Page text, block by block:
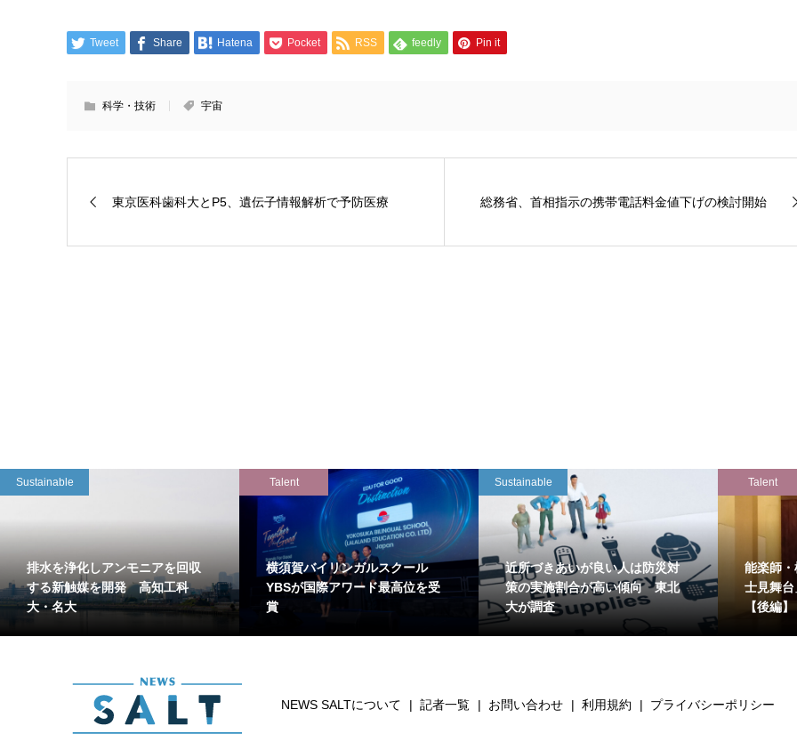
Tweet Share Hatena Pocket RSS feedly Pin it
科学・技術 宇宙
東京医科歯科大とP5、遺伝子情報解析で予防医療 総務省、首相指示の携帯電話料金値下げの検討開始
Sustainable
排水を浄化しアンモニアを回収
する新触媒を開発 高知工科
大・名大
Talent
横須賀バイリンガルスクール
YBSが国際アワード最高位を受
賞
Sustainable
近所づきあいが良い人は防災対
策の実施割合が高い傾向 東北
大が調査
Talent
能楽師
士見舞
【後編】
NEWS SALTについて 記者一覧 お問い合わせ 利用規約 プライバシーポリシー